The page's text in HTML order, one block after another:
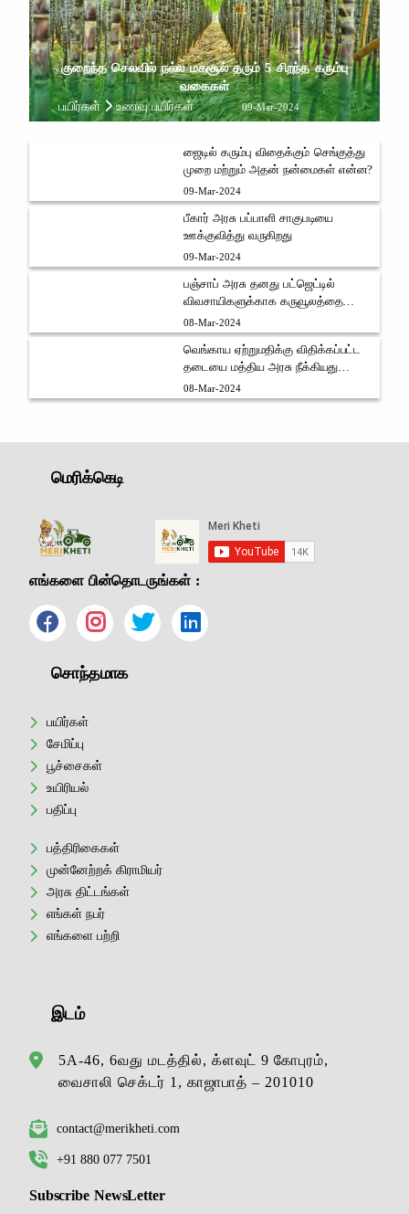
குறைந்த செலவில் நல்ல மகசூல் தரும் 5 சிறந்த கரும்பு
வகைகள்
பயிர்கள்
உணவு பயிர்கள் 09-Mar-2024
ஜைடில் கரும்பு விதைக்கும் செங்குத்து
முறை மற்றும் அதன் நன்மைகள் என்ன?
09-Mar-2024
பீகார் அரசு பப்பாளி சாகுபடியை
ஊக்குவித்து வருகிறது
09-Mar-2024
பஞ்சாப் அரசு தனது பட்ஜெட்டில்
விவசாயிகளுக்காக கருவூலத்தை
திறந்துள்ளது
08-Mar-2024
வெங்காய ஏற்றுமதிக்கு விதிக்கப்பட்ட
தடையை மத்திய அரசு நீக்கியது
வெங்காய விவசாயிகள் மத்தியில்
மகிழ்ச்சி அலை
08-Mar-2024
மெரிக்கெடி
எங்களை பின்தொடருங்கள் :
சொந்தமாக
பயிர்கள்
சேமிப்பு
பூச்சைகள்
உயிரியல்
பதிப்பு
பத்திரிகைகள்
முன்னேற்றக் கிராமியர்
அரசு திட்டங்கள்
எங்கள் நபர்
எங்களை பற்றி
இடம்
5A-46, 6வது மடத்தில், க்ளவுட் 9 கோபுரம்,
வைசாலி செக்டர் 1, காஜாபாத் – 201010
contact@merikheti.com
+91 880 077 7501
Subscribe NewsLetter